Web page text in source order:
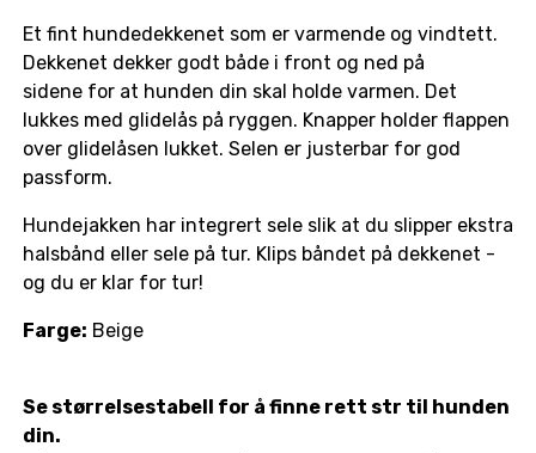
Et fint hundedekkenet som er varmende og vindtett.
Dekkenet dekker godt både i front og ned på
sidene for at hunden din skal holde varmen. Det
lukkes med glidelås på ryggen. Knapper holder flappen
over glidelåsen lukket. Selen er justerbar for god
passform.
Hundejakken har integrert sele slik at du slipper ekstra
halsbånd eller sele på tur. Klips båndet på dekkenet -
og du er klar for tur!
Farge: Beige
Se størrelsestabell for å finne rett str til hunden
din.